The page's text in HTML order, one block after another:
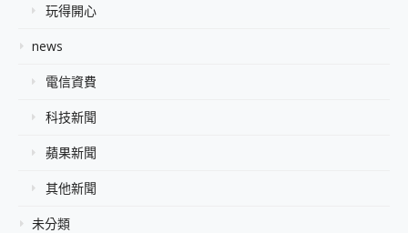
玩得開心
news
電信資費
科技新聞
蘋果新聞
其他新聞
未分類